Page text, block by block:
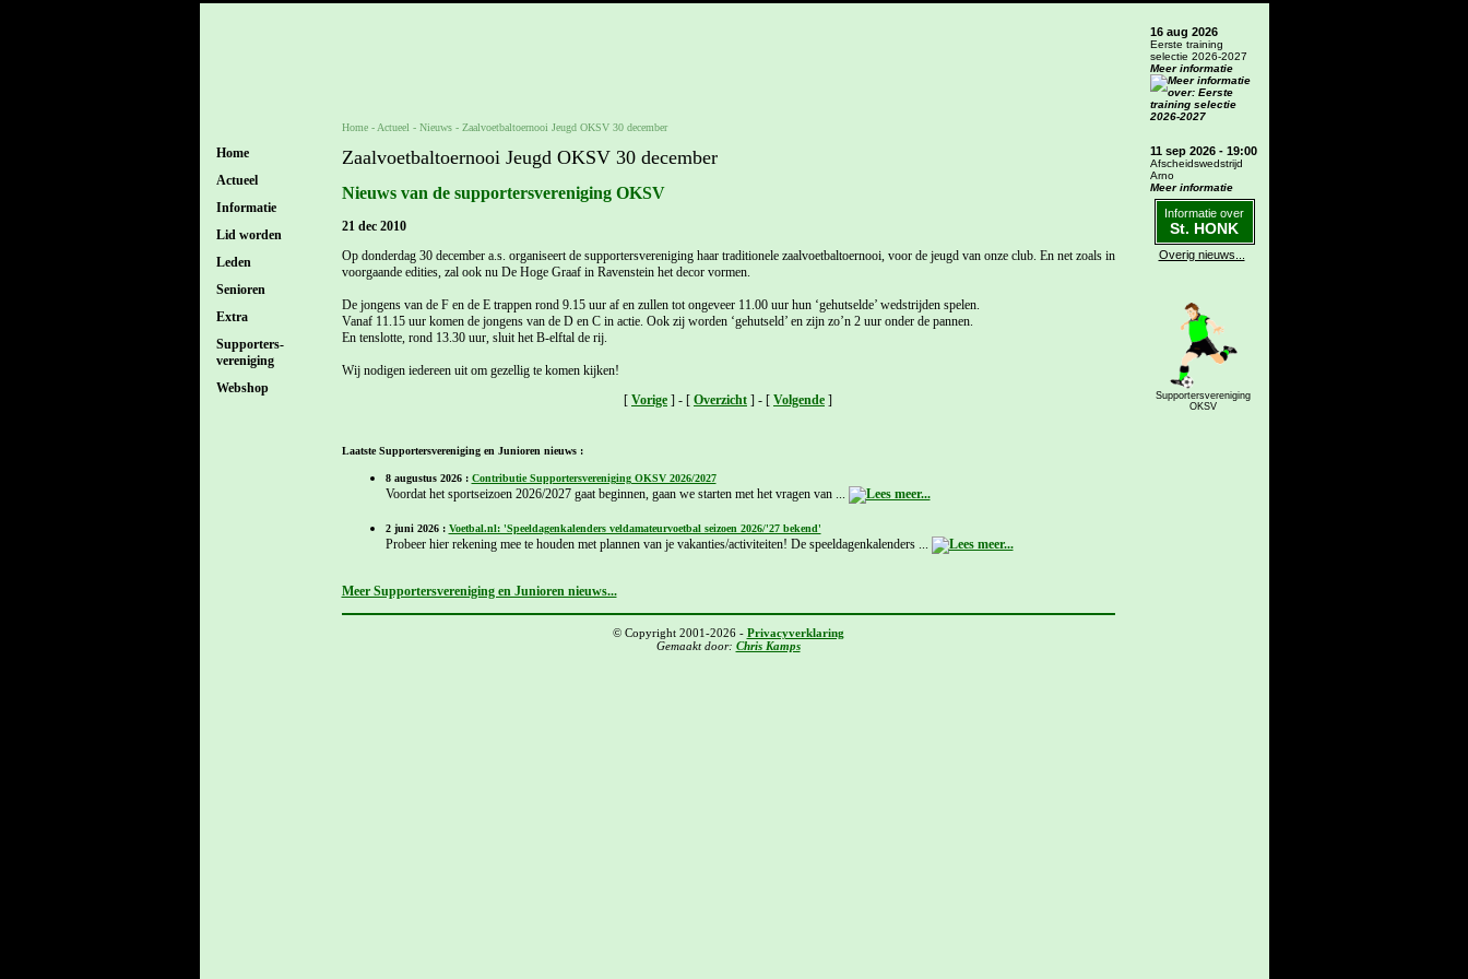
Home
Actueel
Informatie
Lid worden
Leden
Senioren
Extra
Supporters-
vereniging
Webshop
Home- Actueel - Nieuws- Zaalvoetbaltoernooi Jeugd OKSV 30 december
Zaalvoetbaltoernooi Jeugd OKSV 30 december
Nieuws van de supportersvereniging OKSV
21 dec 2010
Op donderdag 30 december a.s. organiseert de supportersvereniging haar traditionele zaalvoetbaltoernooi, voor de jeugd van onze club. En net zoals in
voorgaande edities, zal ook nu De Hoge Graaf in Ravenstein het decor vormen.
De jongens van de F en de E trappen rond 9.15 uur af en zullen tot ongeveer 11.00 uur hun ‘gehutselde’ wedstrijden spelen.
Vanaf 11.15 uur komen de jongens van de D en C in actie. Ook zij worden ‘gehutseld’ en zijn zo’n 2 uur onder de pannen.
En tenslotte, rond 13.30 uur, sluit het B-elftal de rij.
Wij nodigen iedereen uit om gezellig te komen kijken!
[ Vorige ] - [ Overzicht ] - [ Volgende ]
Laatste Supportersvereniging en Junioren nieuws :
8 augustus 2026 : Contributie Supportersvereniging OKSV 2026/2027
Voordat het sportseizoen 2026/2027 gaat beginnen, gaan we starten met het vragen van ...
2 juni 2026 : Voetbal.nl: 'Speeldagenkalenders veldamateurvoetbal seizoen 2026/'27 bekend'
Probeer hier rekening mee te houden met plannen van je vakanties/activiteiten! De speeldagenkalenders ...
Meer Supportersvereniging en Junioren nieuws...
© Copyright 2001-2026 - Privacyverklaring
Gemaakt door: Chris Kamps
16 aug 2026
Eerste training
selectie 2026-2027
Meer informatie
11 sep 2026 - 19:00
Afscheidswedstrijd
Arno
Meer informatie
Informatie over
St. HONK
Overig nieuws...
Supportersvereniging
OKSV